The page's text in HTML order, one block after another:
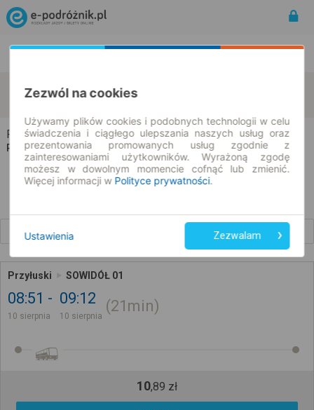
Przyłuski
Sowidół
Przyłuski → Sowidół
Rozkład jazdy i bilety
Przyłuski SOWIDÓŁ 01
08:51
10 sierpnia
09:12
10 sierpnia
21min
10,89 zł
Zezwól na cookies
Używamy plików cookies i podobnych technologii w celu
świadczenia i ciągłego ulepszania naszych usług oraz
prezentowania promowanych usług zgodnie z
zainteresowaniami użytkowników. Wyrażoną zgodę
możesz w dowolnym momencie cofnąć lub zmienić.
Więcej informacji w Polityce prywatności.
Ustawienia Zezwalam